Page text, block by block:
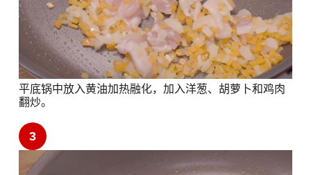
平底锅中放入黄油加热融化，加入洋葱、胡萝卜和鸡肉
翻炒。
3